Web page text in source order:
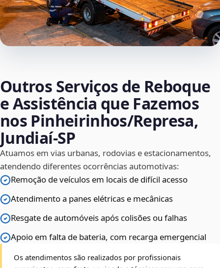
Outros Serviços de Reboque
e Assistência que Fazemos
nos Pinheirinhos/Represa,
Jundiaí‑SP
Atuamos em vias urbanas, rodovias e estacionamentos,
atendendo diferentes ocorrências automotivas:
Remoção de veículos em locais de difícil acesso
Atendimento a panes elétricas e mecânicas
Resgate de automóveis após colisões ou falhas
Apoio em falta de bateria, com recarga emergencial
Os atendimentos são realizados por profissionais